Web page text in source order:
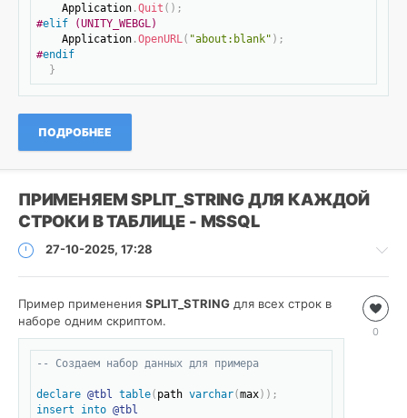
Unity ,
,
.NET
    Application
.Quit ( ) ;
#elif (UNITY_WEBGL)
    Application
.OpenURL ( "аbout:blank" ) ;
#endif
}
ПОДРОБНЕЕ
ПРИМЕНЯЕМ SPLIT_STRING ДЛЯ КАЖДОЙ
СТРОКИ В ТАБЛИЦЕ - MSSQL
27-10-2025, 17:28
Базы
данных
/
MSSQL
18
0
Пример применения SPLIT_STRING для всех строк в
наборе одним скриптом.
-- Создаем набор данных для примера
declare @tbl table( path varchar(max) ) ;
insert
into @tbl
Скопировать